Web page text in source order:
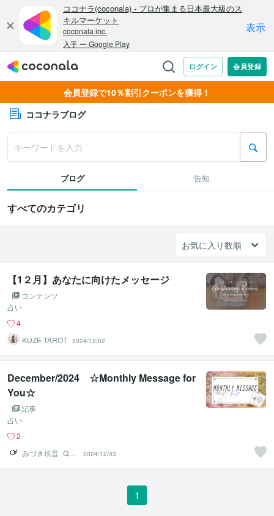
会員登録で10％割引クーポンを獲得！
ココナラブログ
ブログ 告知
すべてのカテゴリ
【1２月】あなたに向けたメッセージ
コンテンツ
占い
4
KUZE TAROT 2024/12/02
December/2024 ☆Monthly Message for
You☆
記事
占い
2
みづき玖音_Qua
2
2024/12/03
1